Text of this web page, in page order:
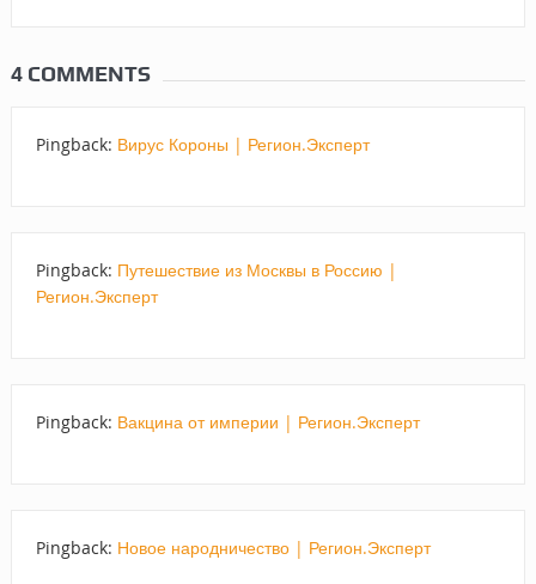
4 COMMENTS
Pingback: Вирус Короны | Регион.Эксперт
Pingback: Путешествие из Москвы в Россию |
Регион.Эксперт
Pingback: Вакцина от империи | Регион.Эксперт
Pingback: Новое народничество | Регион.Эксперт